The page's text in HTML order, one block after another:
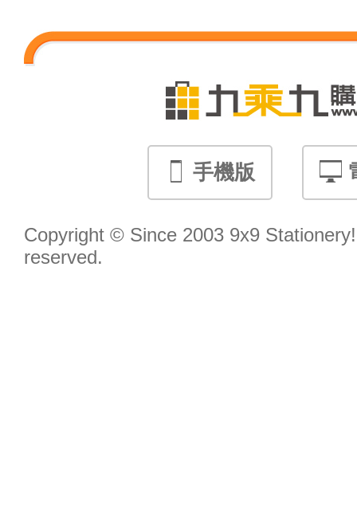
手機版
Copyright © Since 2003 9x9
reserved.